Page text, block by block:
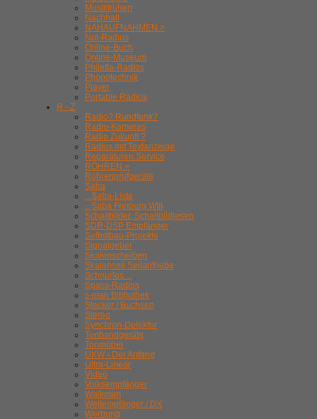
Musiktruhen
Nachhall
NAHAUFNAHMEN >
Not-Radios
Online-Buch
Online-Museum
Philetta-Radios
Phonotechnik
Player
Portable Radios
R - Z
Radio? Rundfunk?
Radio-Kameras
Radio Zukunft ?
Radios mit Textanzeige
Reparaturen Service
RÖHREN >
Röhrenprüfgeräte
Saba
.. Saba-Liste
.. Saba Freiburg WIII
Schaltbilder, Schaltbildlesen
SDR-DSP Empfänger
Selbstbau-Projekte
Signalgeber
Skalenscheiben
Skalenseil Seilantriebe
Schnurlos ...
Spass-Radios
s-plan Bibliothek
Stecker / Buchsen
Stereo
Synchron-Detektor
Tonbandgeräte
Tonmöbel
UKW - Der Anfang
Ultra-Linear
Video
Volksempfänger
Walkman
Weltempfänger / DX
Werbung